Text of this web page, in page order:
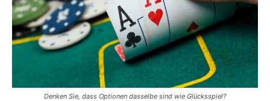
Denken Sie, dass Optionen dasselbe sind wie Glücksspiel?